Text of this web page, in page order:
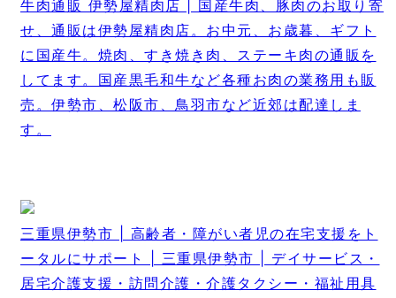
牛肉通販 伊勢屋精肉店 | 国産牛肉、豚肉のお取り寄
せ、通販は伊勢屋精肉店。お中元、お歳暮、ギフト
に国産牛。焼肉、すき焼き肉、ステーキ肉の通販を
してます。国産黒毛和牛など各種お肉の業務用も販
売。伊勢市、松阪市、鳥羽市など近郊は配達しま
す。
三重県伊勢市 | 高齢者・障がい者児の在宅支援をト
ータルにサポート | 三重県伊勢市 | デイサービス・
居宅介護支援・訪問介護・介護タクシー・福祉用具